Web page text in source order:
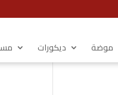
موضة ديكورات